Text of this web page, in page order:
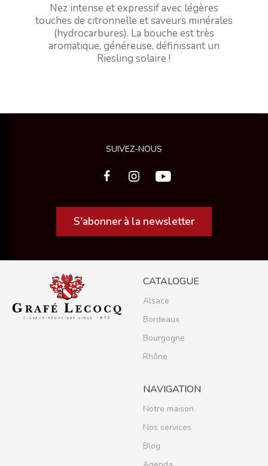
Nez intense et expressif avec légères
touches de citronnelle et saveurs minérales
(hydrocarbures). La bouche est très
aromatique, généreuse, définissant un
Riesling solaire !
SUIVEZ-NOUS
S'abonner à la newsletter
CATALOGUE
Alsace
Bordeaux
Bourgogne
Rhône
NAVIGATION
Notre maison
Nos services
Blog